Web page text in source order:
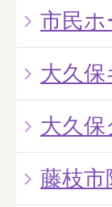
市民
大久
大久
藤枝市